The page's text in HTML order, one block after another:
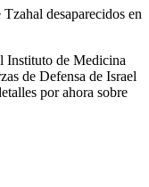
desaparecidos en
Instituto de Medicina
de Defensa de Israel
por ahora sobre